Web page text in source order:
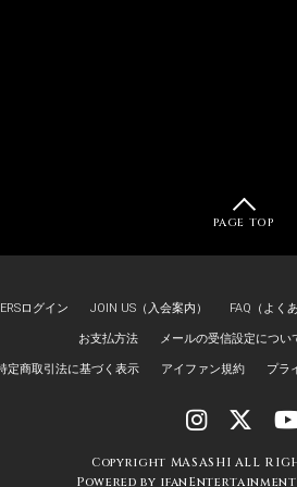
PAGE TOP
ログイン JOIN US（入会案内） FAQ（よく
お支払方法 メールの受信設定につい
定商取引法に基づく表示 アイファン規約 プラ
Copyright MASASHI ALL
Powered by ifanEntertainment